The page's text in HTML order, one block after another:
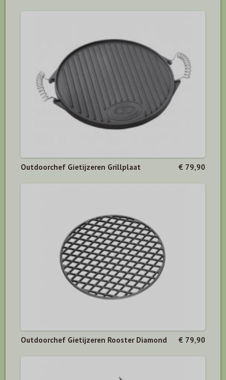
Outdoorchef Gietijzeren Grillplaat € 79,90
Outdoorchef Gietijzeren Rooster Diamond € 79,90